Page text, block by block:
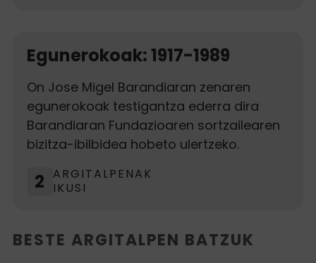
Egunerokoak: 1917-1989
On Jose Migel Barandiaran zenaren
egunerokoak testigantza ederra dira
Barandiaran Fundazioaren sortzailearen
bizitza-ibilbidea hobeto ulertzeko.
2
ARGITALPENAK
IKUSI
BESTE ARGITALPEN BATZUK